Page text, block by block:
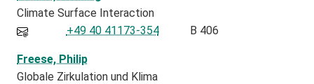
Climate Surface Interaction
+49 40 41173-354
B 406
Freese, Philip
Globale Zirkulation und Klima